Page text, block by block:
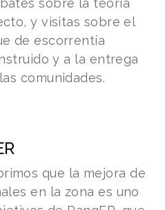
sobre la teoría
y visitas sobre el
de escorrentía
y a la entrega
comunidades.
que la mejora de
en la zona es uno